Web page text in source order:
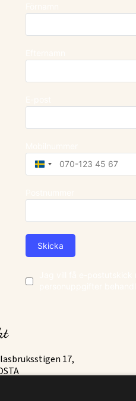
Sweden
+46
Skicka
17,